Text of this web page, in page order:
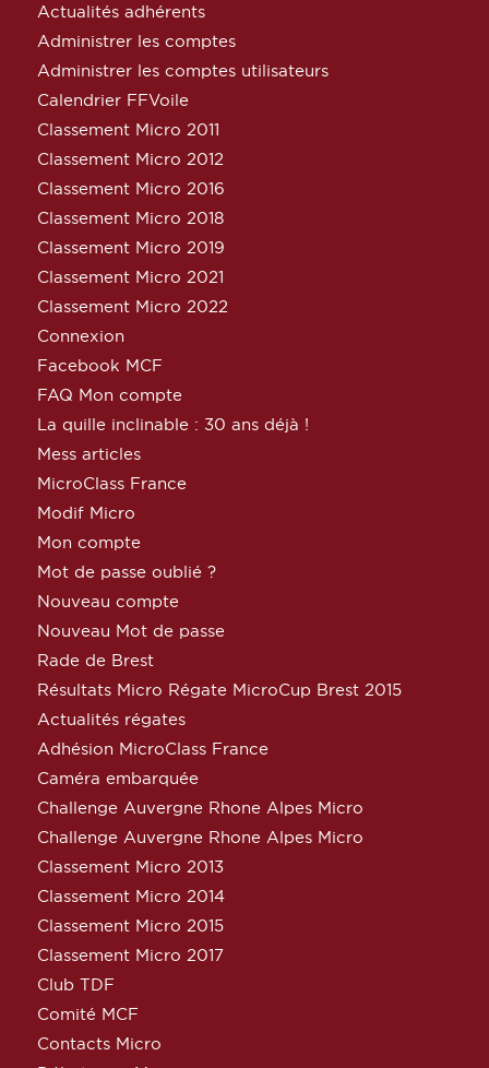
Actualités adhérents
Administrer les comptes
Administrer les comptes utilisateurs
Calendrier FFVoile
Classement Micro 2011
Classement Micro 2012
Classement Micro 2016
Classement Micro 2018
Classement Micro 2019
Classement Micro 2021
Classement Micro 2022
Connexion
Facebook MCF
FAQ Mon compte
La quille inclinable : 30 ans déjà !
Mess articles
MicroClass France
Modif Micro
Mon compte
Mot de passe oublié ?
Nouveau compte
Nouveau Mot de passe
Rade de Brest
Résultats Micro Régate MicroCup Brest 2015
Actualités régates
Adhésion MicroClass France
Caméra embarquée
Challenge Auvergne Rhone Alpes Micro
Challenge Auvergne Rhone Alpes Micro
Classement Micro 2013
Classement Micro 2014
Classement Micro 2015
Classement Micro 2017
Club TDF
Comité MCF
Contacts Micro